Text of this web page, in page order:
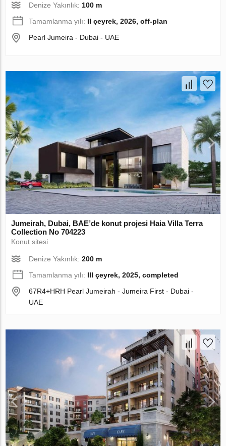
Denize Yakınlık: 100 m
Tamamlanma yılı: II çeyrek, 2026, off-plan
Pearl Jumeira - Dubai - UAE
Jumeirah, Dubai, BAE’de konut projesi Haia Villa Terra
Collection No 704223
Konut sitesi
Denize Yakınlık:200 m
Tamamlanma yılı: III çeyrek, 2025, completed
67R4+HRH Pearl Jumeirah - Jumeira First - Dubai -
UAE